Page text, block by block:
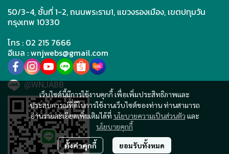
เว็บไซต์นี้มีการใช้งานคุกกี้ เพื่อเพิ่มประสิทธิภาพและ
ประสบการณ์ที่ดีในการใช้งานเว็บไซต์ของท่าน ท่านสามารถ
อ่านรายละเอียดเพิ่มเติมได้ที่ นโยบายความเป็นส่วนตัว และ
นโยบายคุกกี้
ตั้งค่าคุกกี้ ยอมรับทั้งหมด
50/3-4, ชั้นที่ 1-2, ถนนพระราม1, แขวงรองเมือง, เขตปทุมวัน
กรุงเทพ 10330
โทร : 02 215 7666
อีเมล : wnjwebs@gmail.com
@WNJABB